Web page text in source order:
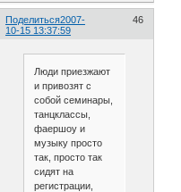
Поделиться 46
2007-
10-15 13:37:59
Люди приезжают
и привозят с
собой семинары,
танцклассы,
фаершоу и
музыку просто
так, просто так
сидят на
регистрации,